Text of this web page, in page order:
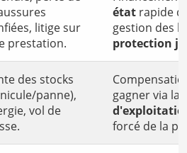
litige sur
prestation.
état rapide
gestion des
protection
des stocks
panne),
vol de
gagner via la
forcé de la